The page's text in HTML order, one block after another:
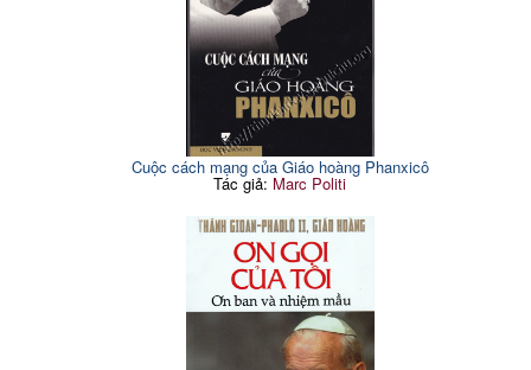
Cuộc cách mạng của Giáo hoàng Phanxicô
Tác giả: Marc Politi